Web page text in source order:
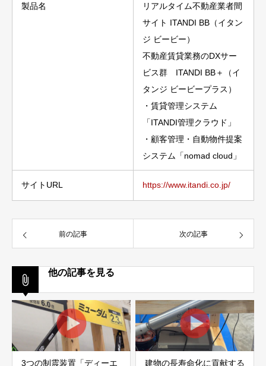
製品名
リアルタイム不動産業者間
サイト ITANDI BB（イタン
ジ ビービー）
不動産賃貸業務のDXサー
ビス群 ITANDI BB＋（イ
タンジ ビービープラス）
・賃貸管理システム
「ITANDI管理クラウド」
・顧客管理・自動物件提案
システム「nomad cloud」
サイトURL https://www.itandi.co.jp/
前の記事 次の記事
他の記事を見る
3つの制震装置「ディーエ 建物の長寿命化に貢献する